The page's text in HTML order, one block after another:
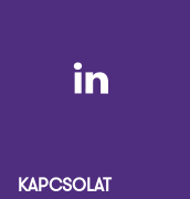
KAPCSOLAT